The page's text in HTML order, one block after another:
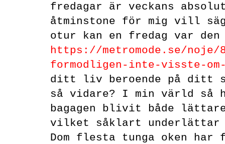
fredagar är veckans
åtminstone för mig vill
otur kan en fredag var den
https://metromode.se/noje/
formodligen-inte-visste-om-
ditt liv beroende på ditt
så vidare? I min värld så
bagagen blivit både
vilket såklart
Dom flesta tunga oken